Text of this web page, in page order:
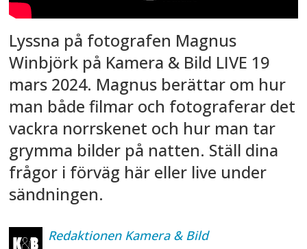
Lyssna på fotografen Magnus
Winbjörk på Kamera & Bild LIVE 19
mars 2024. Magnus berättar om hur
man både filmar och fotograferar det
vackra norrskenet och hur man tar
grymma bilder på natten. Ställ dina
frågor i förväg här eller live under
sändningen.
Redaktionen Kamera & Bild